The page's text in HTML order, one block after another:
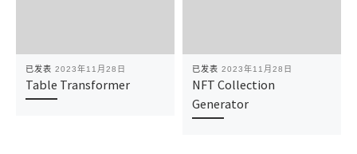
已发表 2023年11月28日
Table Transformer
已发表 2023年11月28日
NFT Collection
Generator